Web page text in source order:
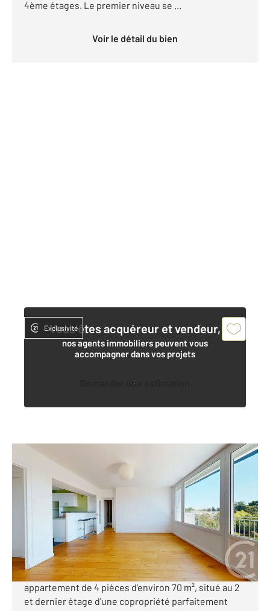
4ème étages. Le premier niveau se ...
Voir le détail du bien
Vous êtes acquéreur et vendeur,
nos agents immobiliers peuvent vous
accompagner dans vos projets
Demander une estimation
Exclusivité
NANTES 44
68,56 m
, 4 pièces
Ref : 40385
Appartement T4 à vendre
229 000 €
Vallée de la Chézine - Procé : Century 21 Nantes
Longchamp vous présente en exclusivité cet
appartement de 4 pièces d'environ 70 m², situé au 2
et dernier étage d'une copropriété parfaitement